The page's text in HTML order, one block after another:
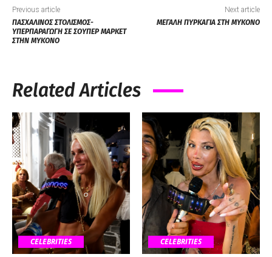
Previous article
ΠΑΣΧΑΛΙΝΟΣ ΣΤΟΛΙΣΜΟΣ-
ΥΠΕΡΠΑΡΑΓΩΓΗ ΣΕ ΣΟΥΠΕΡ ΜΑΡΚΕΤ
ΣΤΗΝ ΜΥΚΟΝΟ
Next article
ΜΕΓΑΛΗ ΠΥΡΚΑΓΙΑ ΣΤΗ ΜΥΚΟΝΟ
Related Articles
CELEBRITIES CELEBRITIES